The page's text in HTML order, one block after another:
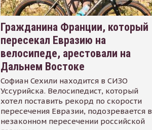
Гражданина Франции, который
пересекал Евразию на
велосипеде, арестовали на
Дальнем Востоке
Софиан Сехили находится в СИЗО
Уссурийска. Велосипедист, который
хотел поставить рекорд по скорости
пересечения Евразии, подозревается в
незаконном пересечении российской